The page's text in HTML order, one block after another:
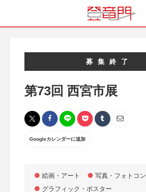
募集終了
第73回 西宮市展
Googleカレンダーに追加
絵画・アート
写真・フォトコン
グラフィック・ポスター